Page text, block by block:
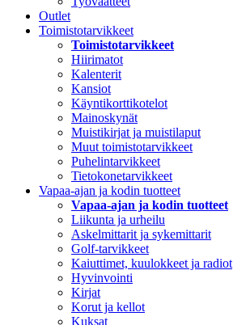
Outlet
Toimistotarvikkeet
Toimistotarvikkeet
Hiirimatot
Kalenterit
Kansiot
Käyntikorttikotelot
Mainoskynät
Muistikirjat ja muistilaput
Muut toimistotarvikkeet
Puhelintarvikkeet
Tietokonetarvikkeet
Vapaa-ajan ja kodin tuotteet
Vapaa-ajan ja kodin tuotteet
Liikunta ja urheilu
Askelmittarit ja sykemittarit
Golf-tarvikkeet
Kaiuttimet, kuulokkeet ja radiot
Hyvinvointi
Kirjat
Korut ja kellot
Kuksat